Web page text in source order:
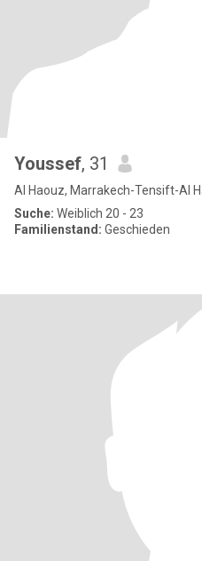
Youssef, 31
Al Haouz, Marrakech-Tensift-Al
Suche: Weiblich 20 - 23
Familienstand: Geschieden